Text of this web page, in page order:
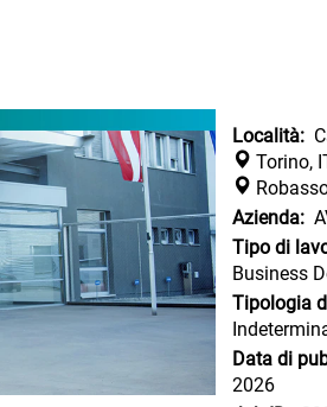
Località:
Torino,
Azienda:
Tipo di
Business
Tipologia
Data di
2026